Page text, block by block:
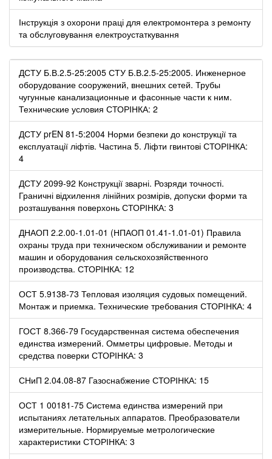
Інструкція з охорони праці для електромонтера з ремонту
та обслуговування електроустаткування
ДСТУ Б.В.2.5-25:2005 СТУ Б.В.2.5-25:2005. Инженерное
оборудование сооружений, внешних сетей. Трубы
чугунные канализационные и фасонные части к ним.
Технические условия СТОРІНКА: 2
ДСТУ prEN 81-5:2004 Норми безпеки до конструкції та
експлуатації ліфтів. Частина 5. Ліфти гвинтові СТОРІНКА:
4
ДСТУ 2099-92 Конструкції зварні. Розряди точності.
Граничні відхилення лінійних розмірів, допуски форми та
розташування поверхонь СТОРІНКА: 3
ДНАОП 2.2.00-1.01-01 (НПАОП 01.41-1.01-01) Правила
охраны труда при техническом обслуживании и ремонте
машин и оборудования сельскохозяйственного
производства. СТОРІНКА: 12
ОСТ 5.9138-73 Тепловая изоляция судовых помещений.
Монтаж и приемка. Технические требования СТОРІНКА: 4
ГОСТ 8.366-79 Государственная система обеспечения
единства измерений. Омметры цифровые. Методы и
средства поверки СТОРІНКА: 3
СНиП 2.04.08-87 Газоснабжение СТОРІНКА: 15
ОСТ 1 00181-75 Система единства измерений при
испытаниях летательных аппаратов. Преобразователи
измерительные. Нормируемые метрологические
характеристики СТОРІНКА: 3